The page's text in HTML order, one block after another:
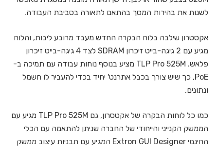
לשנות את בהירות המסך בהתאם לתאורה בסביבת העבודה.
אקסטרון שילבה בלוח הבקרה החדש מעבד מרובע ליבות, והלוח
מגיע עם 2 גיגה-בייט זיכרון SDRAM לצד 4 גיגה-בייט זיכרון
פלאש. TLP Pro 525M מציע בנוסף נוחות עבודה עם תמיכה ב-
PoE, כך שיש צורך בכבל אתרנט' יחיד בכדי להעביר לו חשמל
ונתונים.
כמו כל לוחות הבקרה של אקטסרון, גם TLP Pro 525M מגיע עם
הממשק הקנייני והייחודי של החברה שניתן להתאמה עם הכלי
החינמי Extron GUI Designer המגיע עם תבניות עיצוב ממשק